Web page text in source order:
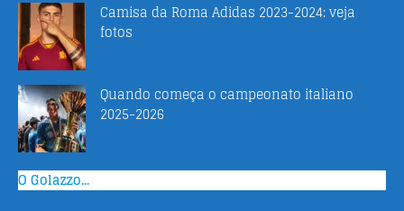
Camisa da Roma Adidas 2023-2024: veja
fotos
Quando começa o campeonato italiano
2025-2026
O Golazzo...